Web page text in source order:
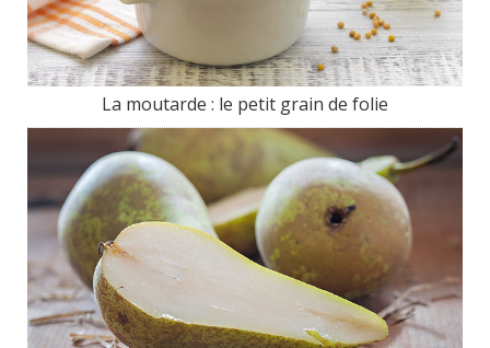
La moutarde : le petit grain de folie